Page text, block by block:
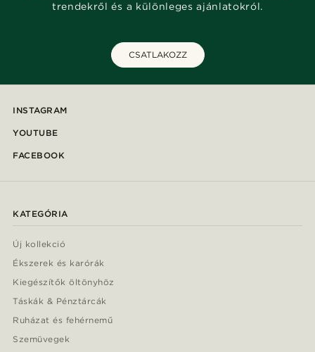
trendekről és a különleges ajánlatokról.
CSATLAKOZZ
INSTAGRAM
YOUTUBE
FACEBOOK
KATEGÓRIA
Új kollekció
Ékszerek és karórák
Kiegészítők öltönyhöz
Táskák & Pénztárcák
Ruházat és fehérnemű
Szemüvegek